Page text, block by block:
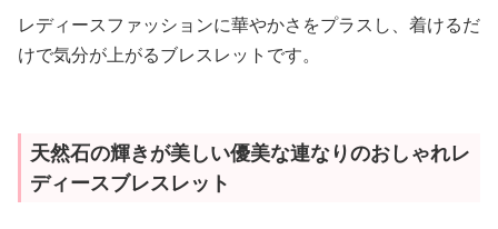
レディースファッションに華やかさをプラスし、着けるだ
けで気分が上がるブレスレットです。
天然石の輝きが美しい優美な連なりのおしゃれレ
ディースブレスレット